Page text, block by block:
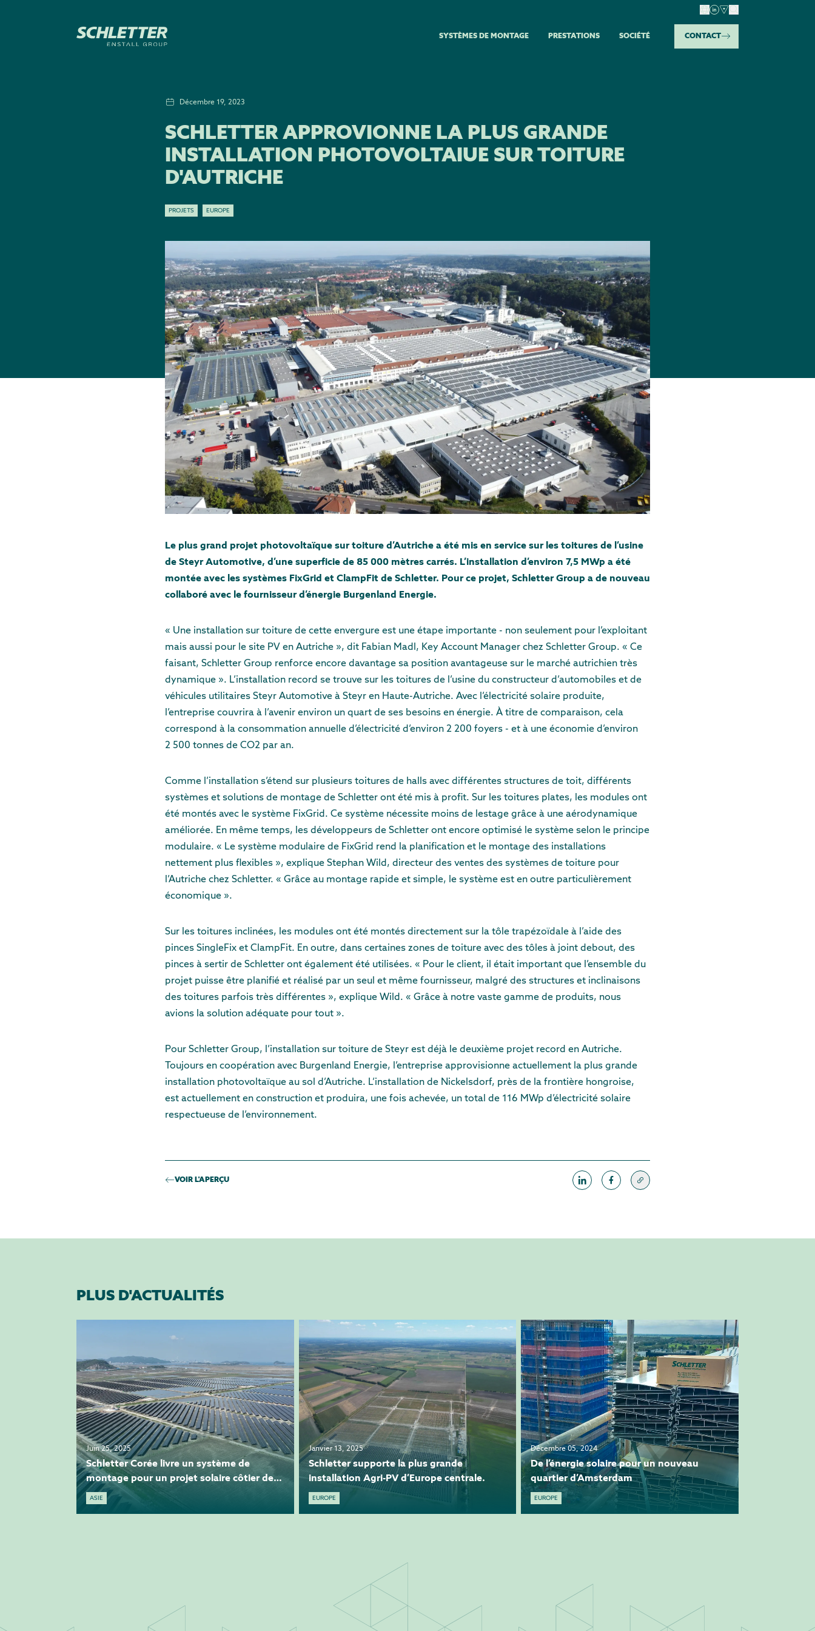
SYSTÈMES DE MONTAGE PRESTATIONS​​ SOCIÉTÉ​ CONTACT
Décembre 19, 2023
SCHLETTER APPROVIONNE LA PLUS GRANDE
INSTALLATION PHOTOVOLTAIUE SUR TOITURE
D'AUTRICHE
PROJETS EUROPE
Le plus grand projet photovoltaïque sur toiture d’Autriche a été mis en service sur les toitures de l’usine
de Steyr Automotive, d’une superficie de 85 000 mètres carrés. L’installation d’environ 7,5 MWp a été
montée avec les systèmes FixGrid et ClampFit de Schletter. Pour ce projet, Schletter Group a de nouveau
collaboré avec le fournisseur d’énergie Burgenland Energie.
« Une installation sur toiture de cette envergure est une étape importante - non seulement pour l’exploitant
mais aussi pour le site PV en Autriche », dit Fabian Madl, Key Account Manager chez Schletter Group. « Ce
faisant, Schletter Group renforce encore davantage sa position avantageuse sur le marché autrichien très
dynamique ». L’installation record se trouve sur les toitures de l’usine du constructeur d’automobiles et de
véhicules utilitaires Steyr Automotive à Steyr en Haute-Autriche. Avec l’électricité solaire produite,
l’entreprise couvrira à l’avenir environ un quart de ses besoins en énergie. À titre de comparaison, cela
correspond à la consommation annuelle d’électricité d’environ 2 200 foyers - et à une économie d’environ
2 500 tonnes de CO2 par an.
Comme l’installation s’étend sur plusieurs toitures de halls avec différentes structures de toit, différents
systèmes et solutions de montage de Schletter ont été mis à profit. Sur les toitures plates, les modules ont
été montés avec le système FixGrid. Ce système nécessite moins de lestage grâce à une aérodynamique
améliorée. En même temps, les développeurs de Schletter ont encore optimisé le système selon le principe
modulaire. « Le système modulaire de FixGrid rend la planification et le montage des installations
nettement plus flexibles », explique Stephan Wild, directeur des ventes des systèmes de toiture pour
l’Autriche chez Schletter. « Grâce au montage rapide et simple, le système est en outre particulièrement
économique ».
Sur les toitures inclinées, les modules ont été montés directement sur la tôle trapézoïdale à l’aide des
pinces SingleFix et ClampFit. En outre, dans certaines zones de toiture avec des tôles à joint debout, des
pinces à sertir de Schletter ont également été utilisées. « Pour le client, il était important que l’ensemble du
projet puisse être planifié et réalisé par un seul et même fournisseur, malgré des structures et inclinaisons
des toitures parfois très différentes », explique Wild. « Grâce à notre vaste gamme de produits, nous
avions la solution adéquate pour tout ».
Pour Schletter Group, l’installation sur toiture de Steyr est déjà le deuxième projet record en Autriche.
Toujours en coopération avec Burgenland Energie, l’entreprise approvisionne actuellement la plus grande
installation photovoltaïque au sol d’Autriche. L’installation de Nickelsdorf, près de la frontière hongroise,
est actuellement en construction et produira, une fois achevée, un total de 116 MWp d’électricité solaire
respectueuse de l’environnement.
VOIR L'APERÇU
PLUS D'ACTUALITÉS
Juin 25, 2025
Schletter Corée livre un système de
montage pour un projet solaire côtier de
100 MWp à Dangjin25 juin 2025
ASIE
Janvier 13, 2025
Schletter supporte la plus grande
installation Agri-PV d’Europe centrale.
EUROPE
Décembre 05, 2024
De l’énergie solaire pour un nouveau
quartier d’Amsterdam
EUROPE